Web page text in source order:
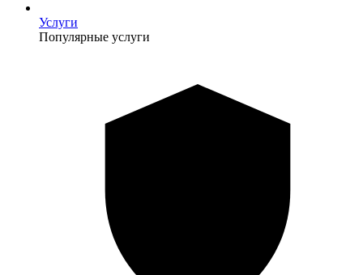
Услуги
Популярные услуги